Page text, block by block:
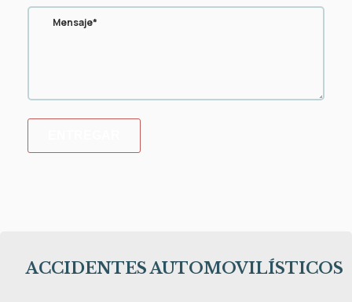
ACCIDENTES AUTOMOVILÍSTICOS